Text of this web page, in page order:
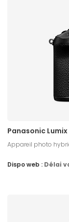
Panasonic
Appareil photo
Dispo web : Délai